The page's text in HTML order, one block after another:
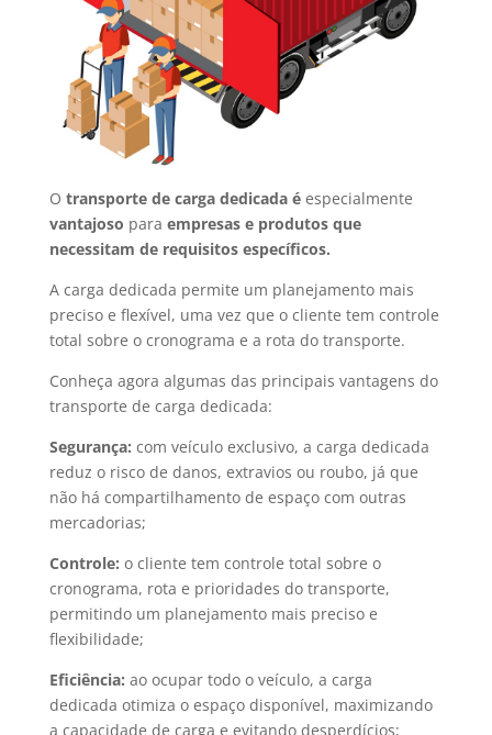
O transporte de carga dedicada éespecialmente
vantajoso para empresas e produtos que
necessitam de requisitos específicos.
A carga dedicada permite um planejamento mais
preciso e flexível, uma vez que o cliente tem controle
total sobre o cronograma e a rota do transporte.
Conheça agora algumas das principais vantagens do
transporte de carga dedicada:
Segurança: com veículo exclusivo, a carga dedicada
reduz o risco de danos, extravios ou roubo, já que
não há compartilhamento de espaço com outras
mercadorias;
Controle: o cliente tem controle total sobre o
cronograma, rota e prioridades do transporte,
permitindo um planejamento mais preciso e
flexibilidade;
Eficiência: ao ocupar todo o veículo, a carga
dedicada otimiza o espaço disponível, maximizando
a capacidade de carga e evitando desperdícios;